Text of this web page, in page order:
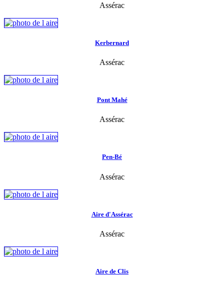
Assérac
Kerbernard
Assérac
Pont Mahé
Assérac
Pen-Bé
Assérac
Aire d'Assérac
Assérac
Aire de Clis